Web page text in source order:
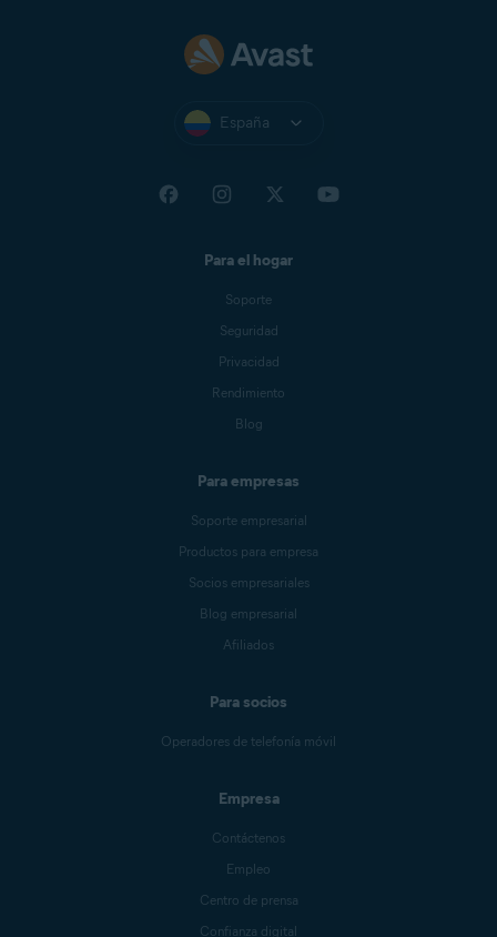
España
Para el hogar
Soporte
Seguridad
Privacidad
Rendimiento
Blog
Para empresas
Soporte empresarial
Productos para empresa
Socios empresariales
Blog empresarial
Afiliados
Para socios
Operadores de telefonía móvil
Empresa
Contáctenos
Empleo
Centro de prensa
Confianza digital